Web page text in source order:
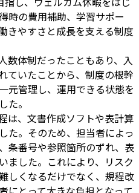
時の費用補助、学習サポー
きやすさと成長を支える制度
数体制だったこともあり、入
ていたことから、制度の根幹
元管理し、運用できる状態を
た。
は、文書作成ソフトや表計算
た。そのため、担当者によっ
条番号や参照箇所のずれ、表
ました。これにより、リスク
しくなるだけでなく、規程改